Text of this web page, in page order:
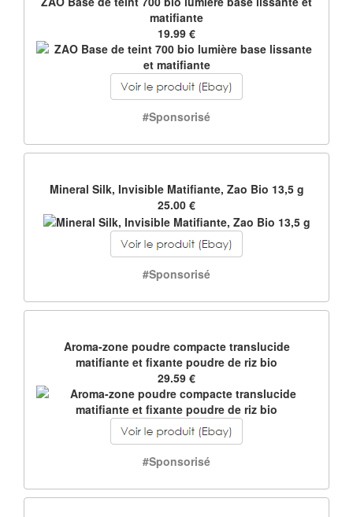
matifiante
19.99 €
#Sponsorisé
Mineral Silk, Invisible Matifiante, Zao Bio 13,5 g
25.00 €
#Sponsorisé
Aroma-zone poudre compacte translucide
matifiante et fixante poudre de riz bio
29.59 €
#Sponsorisé